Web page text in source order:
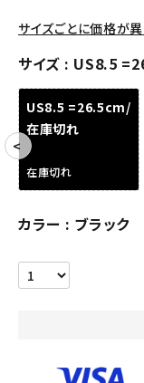
COLLABORATION
SEASON
CONTENTS
ACCOUNT MENU
サイズごとに価格が
サイズ US8.5
US8.5 =26.5cm/
在庫切れ
在庫切れ
カラー ブラック